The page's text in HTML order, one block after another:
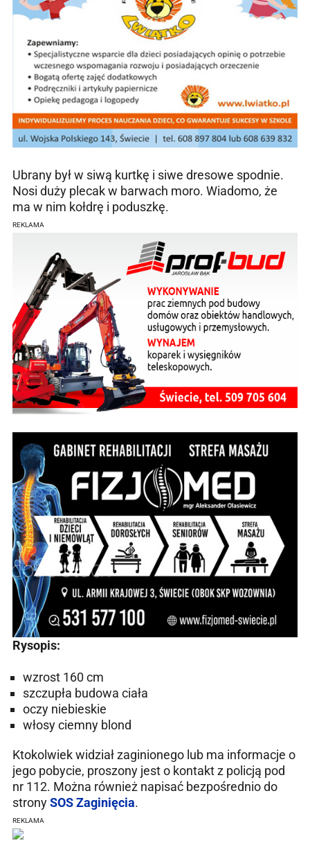
Ubrany był w siwą kurtkę i siwe dresowe spodnie.
Nosi duży plecak w barwach moro. Wiadomo, że
ma w nim kołdrę i poduszkę.
REKLAMA
Rysopis:
wzrost 160 cm
szczupła budowa ciała
oczy niebieskie
włosy ciemny blond
Ktokolwiek widział zaginionego lub ma informacje o
jego pobycie, proszony jest o kontakt z policją pod
nr 112. Można również napisać bezpośrednio do
stronySOS Zaginięcia.
REKLAMA